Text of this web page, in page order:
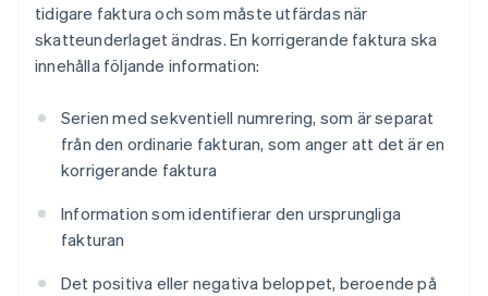
tidigare faktura och som måste utfärdas när
skatteunderlaget ändras. En korrigerande faktura ska
innehålla följande information:
Serien med sekventiell numrering, som är separat
från den ordinarie fakturan, som anger att det är en
korrigerande faktura
Information som identifierar den ursprungliga
fakturan
Det positiva eller negativa beloppet, beroende på